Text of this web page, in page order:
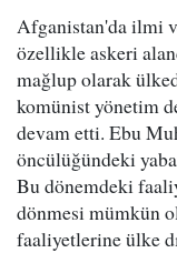
Afganistan'da ilmi
özellikle askeri
mağlup olarak
komünist yönetim
devam etti. Ebu
öncülüğündeki
Bu dönemdeki
dönmesi mümkün
faaliyetlerine ülke